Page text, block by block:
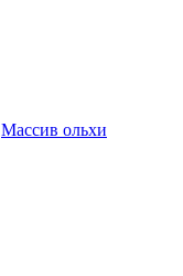
Массив ольхи